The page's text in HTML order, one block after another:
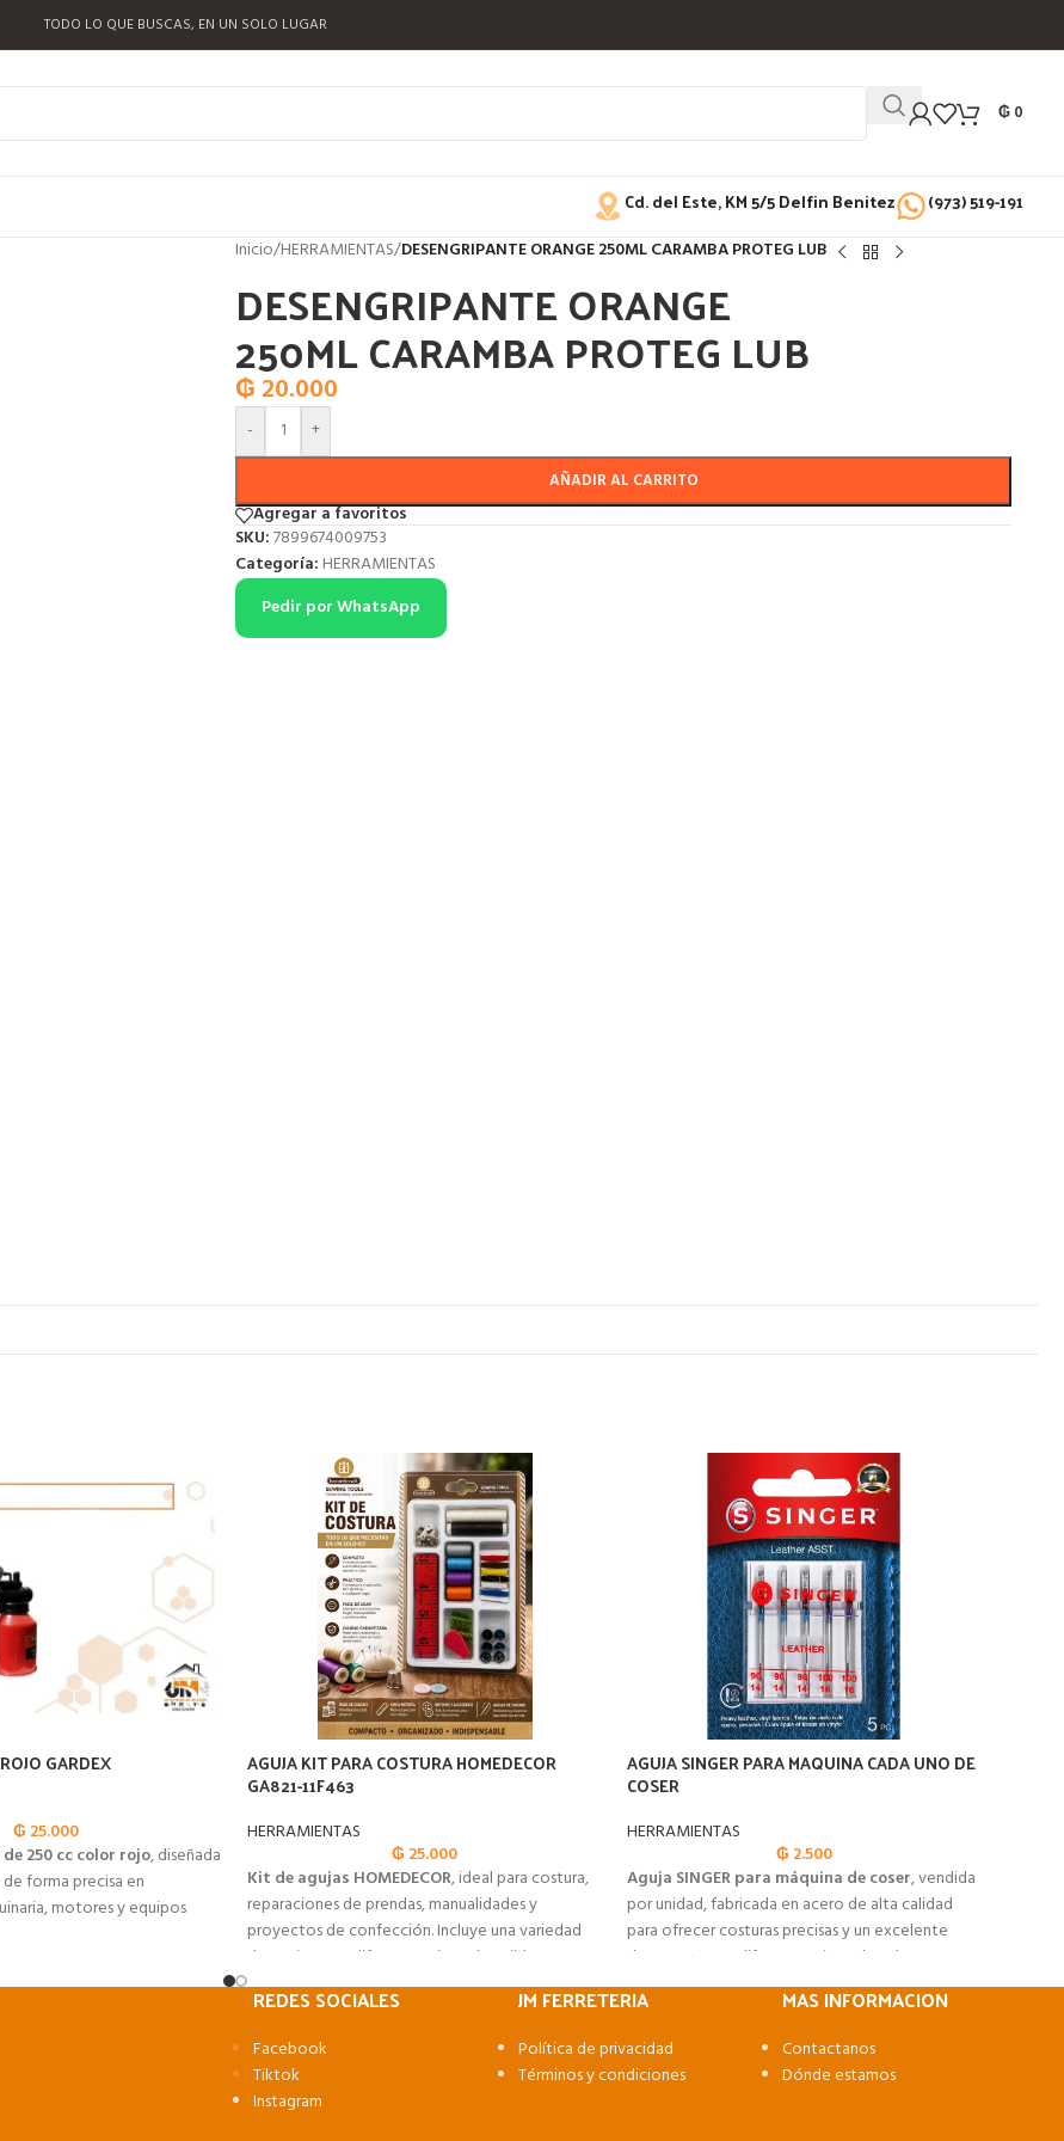
TODO LO QUE BUSCAS, EN UN SOLO LUGAR
₲0
Cd. del Este, KM 5/5 Delfin Benitez (973) 519-191
Inicio/HERRAMIENTAS/DESENGRIPANTE ORANGE 250ML CARAMBA PROTEG LUB
DESENGRIPANTE ORANGE
250ML CARAMBA PROTEG LUB
₲ 20.000
- +
AÑADIR AL CARRITO
Agregar a favoritos
SKU:7899674009753
Categoría: HERRAMIENTAS
Pedir por WhatsApp
GARDEX
₲ 25.000
250 cc color rojo, diseñada
forma precisa en
motores y equipos
AGUJA KIT PARA COSTURA HOMEDECOR
GA821-11F463
HERRAMIENTAS
₲ 25.000
Kit de agujas HOMEDECOR, ideal para costura,
reparaciones de prendas, manualidades y
proyectos de confección. Incluye una variedad
de agujas para diferentes tipos de tejidos y
trabajos.
AGUJA SINGER PARA MAQUINA CADA UNO DE
COSER
HERRAMIENTAS
₲ 2.500
Aguja SINGER para máquina de coser, vendida
por unidad, fabricada en acero de alta calidad
para ofrecer costuras precisas y un excelente
desempeño en diferentes tipos de telas.
REDES SOCIALES
Facebook
Tiktok
Instagram
JM FERRETERIA
Política de privacidad
Términos y condiciones
MAS INFORMACION
Contactanos
Dónde estamos